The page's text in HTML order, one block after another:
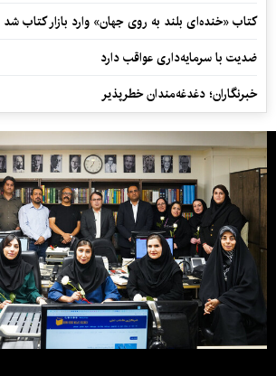
کتاب «خنده‌ای بلند به روی جهان» وارد بازار کتاب شد
ضدیت با سرمایه‌داری عواقب دارد
خبرنگاران؛ دغدغه‌مندان خطرپذیر